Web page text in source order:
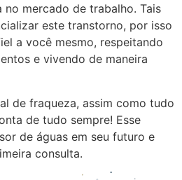
mercado de trabalho. Tais
este transtorno, por isso
a você mesmo, respeitando
e vivendo de maneira
de fraqueza, assim como tudo
de tudo sempre! Esse
de águas em seu futuro e
consulta.